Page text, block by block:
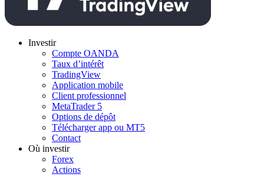
Investir
Compte OANDA
Taux d’intérêt
TradingView
Application mobile
Client professionnel
MetaTrader 5
Options de dépôt
Télécharger app ou MT5
Contact
Où investir
Forex
Actions